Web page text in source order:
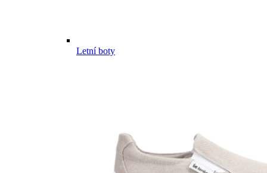
Letní boty